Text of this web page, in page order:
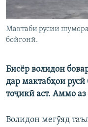
Ҳамаи сомонаҳои
Мактаби русии
бойгонӣ.
Бисёр волидон
дар мактабҳои русӣ
тоҷикӣ аст. Аммо
Волидон мегӯяд